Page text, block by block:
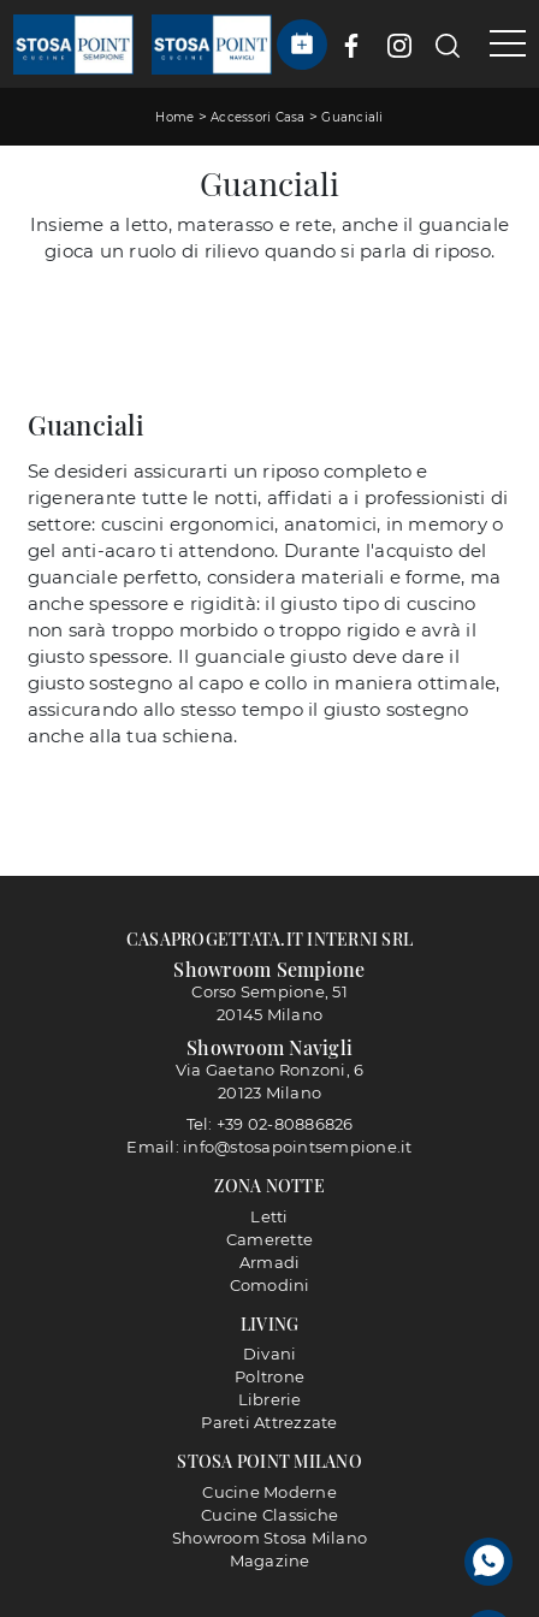
Home >Accessori Casa >Guanciali
Guanciali
Insieme a letto, materasso e rete, anche il guanciale
gioca un ruolo di rilievo quando si parla di riposo.
Guanciali
Se desideri assicurarti un riposo completo e
rigenerante tutte le notti, affidati a i professionisti di
settore: cuscini ergonomici, anatomici, in memory o
gel anti-acaro ti attendono. Durante l'acquisto del
guanciale perfetto, considera materiali e forme, ma
anche spessore e rigidità: il giusto tipo di cuscino
non sarà troppo morbido o troppo rigido e avrà il
giusto spessore. Il guanciale giusto deve dare il
giusto sostegno al capo e collo in maniera ottimale,
assicurando allo stesso tempo il giusto sostegno
anche alla tua schiena.
STOSA POINT MILANO
Cucine Moderne
Cucine Classiche
Showroom Stosa Milano
Magazine
LIVING
Divani
Poltrone
Librerie
Pareti Attrezzate
ZONA NOTTE
Letti
Camerette
Armadi
Comodini
CASAPROGETTATA.IT INTERNI SRL
Showroom Sempione
Corso Sempione, 51
20145 Milano
Showroom Navigli
Via Gaetano Ronzoni, 6
20123 Milano
Tel: +39 02-80886826
Email: info@stosapointsempione.it